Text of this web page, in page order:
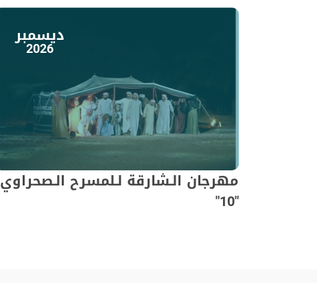
ديسمبر
2026
مهرجان الـشارقة لـلمسرح الـصحراوي
"10"